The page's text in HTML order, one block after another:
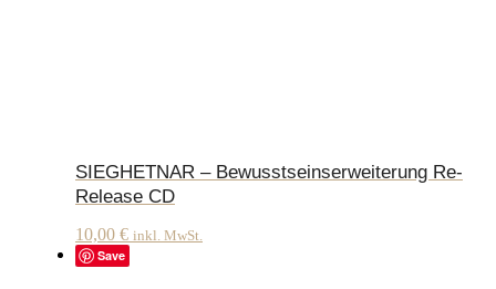
SIEGHETNAR – Bewusstseinserweiterung Re-
Release CD
10,00 € inkl. MwSt.
Save